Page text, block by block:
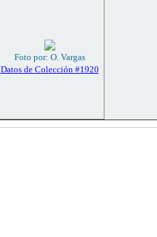
Foto por: O. Vargas
Datos de Colección #1920